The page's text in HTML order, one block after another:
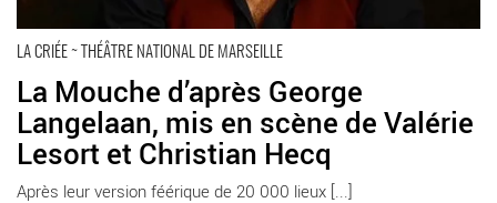
LA CRIÉE ~ THÉÂTRE NATIONAL DE MARSEILLE
La Mouche d’après George
Langelaan, mis en scène de Valérie
Lesort et Christian Hecq
Après leur version féérique de 20 000 lieux [...]